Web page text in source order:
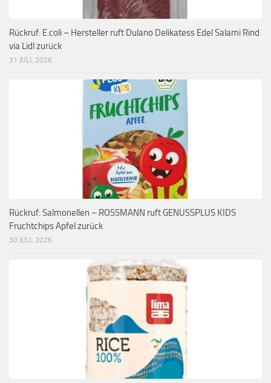
Rückruf: E.coli – Hersteller ruft Dulano Delikatess Edel Salami Rind
via Lidl zurück
31 JULI, 2026
Rückruf: Salmonellen – ROSSMANN ruft GENUSSPLUS KIDS
Fruchtchips Apfel zurück
30 JULI, 2026